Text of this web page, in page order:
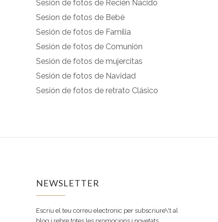
Sesión de fotos de Recién Nacido
Sesion de fotos de Bebé
Sesión de fotos de Familia
Sesión de fotos de Comunión
Sesión de fotos de mujercitas
Sesión de fotos de Navidad
Sesión de fotos de retrato Clásico
NEWSLETTER
Escriu el teu correu electronic per subscriure\'t al